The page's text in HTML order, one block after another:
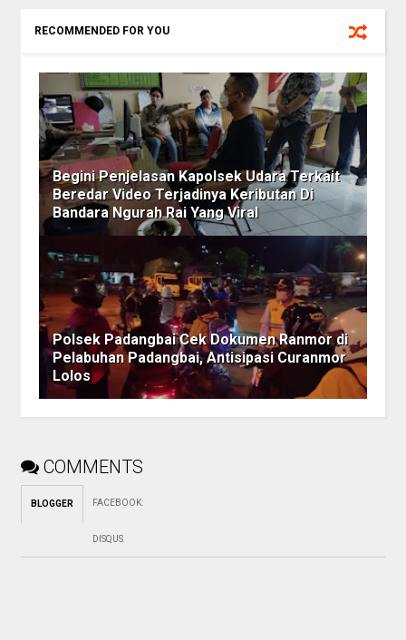
RECOMMENDED FOR YOU
Begini Penjelasan Kapolsek Udara Terkait
Beredar Video Terjadinya Keributan Di
Bandara Ngurah Rai Yang Viral
Polsek Padangbai Cek Dokumen Ranmor di
Pelabuhan Padangbai, Antisipasi Curanmor
Lolos
COMMENTS
BLOGGER FACEBOOK:
DISQUS